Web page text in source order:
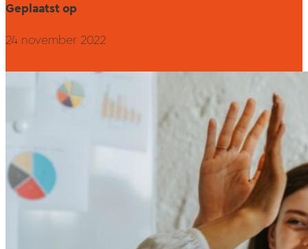
Geplaatst op
24 november 2022